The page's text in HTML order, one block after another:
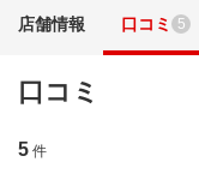
店舗情報 口コミ 5
口コミ
5 件